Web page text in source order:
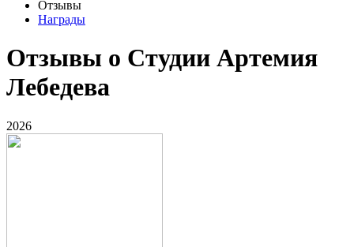
Отзывы
Награды
Отзывы о Студии Артемия
Лебедева
2026